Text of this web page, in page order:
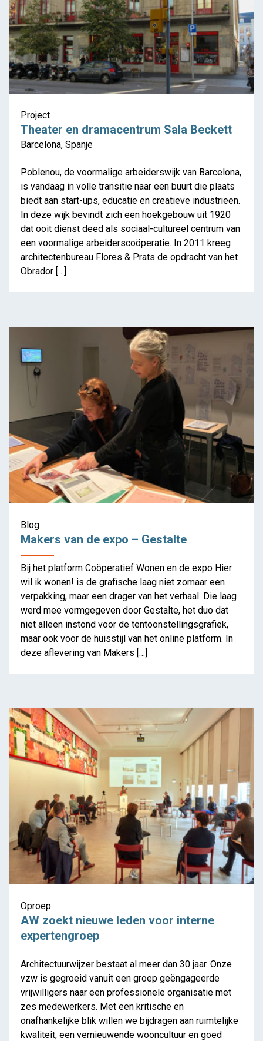
Project
Theater en dramacentrum Sala Beckett
Barcelona, Spanje
Poblenou, de voormalige arbeiderswijk van Barcelona,
is vandaag in volle transitie naar een buurt die plaats
biedt aan start-ups, educatie en creatieve industrieën.
In deze wijk bevindt zich een hoekgebouw uit 1920
dat ooit dienst deed als sociaal-cultureel centrum van
een voormalige arbeiderscoöperatie. In 2011 kreeg
architectenbureau Flores & Prats de opdracht van het
Obrador […]
Blog
Makers van de expo – Gestalte
Bij het platform Coöperatief Wonen en de expo Hier
wil ik wonen! is de grafische laag niet zomaar een
verpakking, maar een drager van het verhaal. Die laag
werd mee vormgegeven door Gestalte, het duo dat
niet alleen instond voor de tentoonstellingsgrafiek,
maar ook voor de huisstijl van het online platform. In
deze aflevering van Makers […]
Oproep
AW zoekt nieuwe leden voor interne
expertengroep
Architectuurwijzer bestaat al meer dan 30 jaar. Onze
vzw is gegroeid vanuit een groep geëngageerde
vrijwilligers naar een professionele organisatie met
zes medewerkers. Met een kritische en
onafhankelijke blik willen we bijdragen aan ruimtelijke
kwaliteit, een vernieuwende wooncultuur en goed